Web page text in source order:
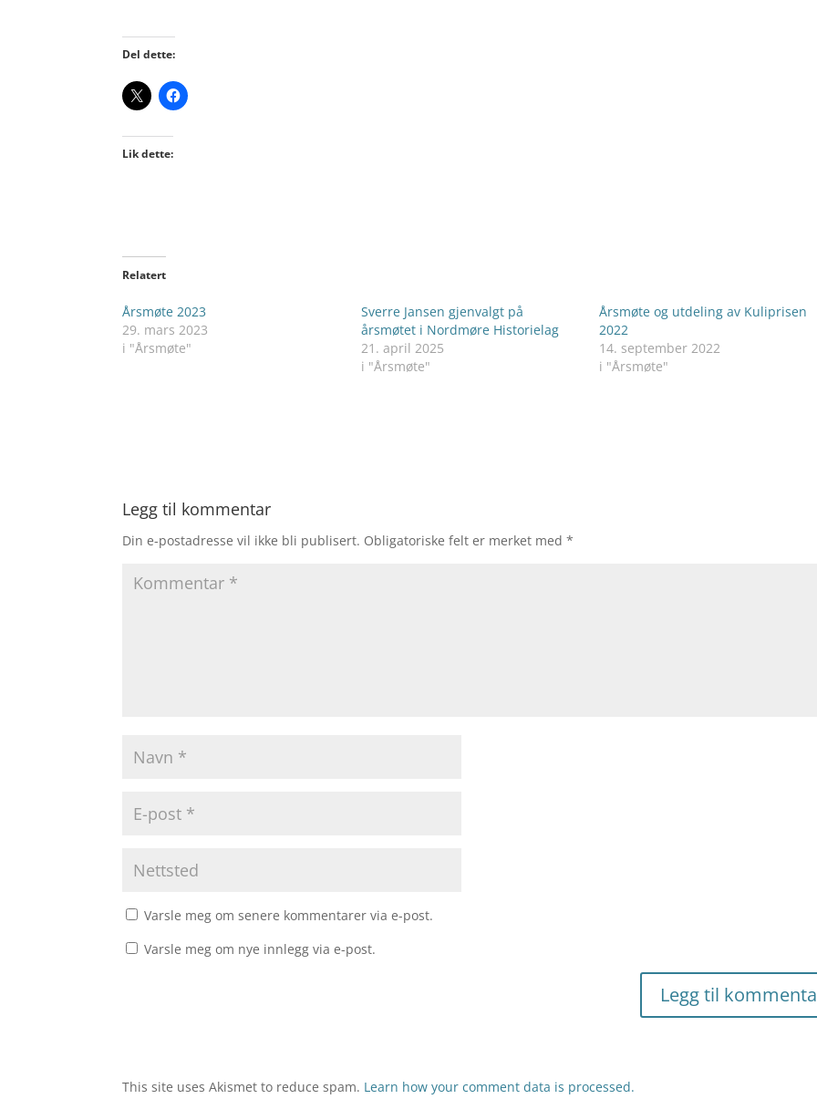
Del dette:
Lik dette:
Relatert
Årsmøte 2023
29. mars 2023
i "Årsmøte"
Sverre Jansen gjenvalgt på
årsmøtet i Nordmøre Historielag
21. april 2025
i "Årsmøte"
Årsmøte og utdeling av Kuliprisen
2022
14. september 2022
i "Årsmøte"
Legg til kommentar
Din e-postadresse vil ikke bli publisert. Obligatoriske felt er merket med*
Varsle meg om senere kommentarer via e-post.
Varsle meg om nye innlegg via e-post.
This site uses Akismet to reduce spam. Learn how your comment data is processed.